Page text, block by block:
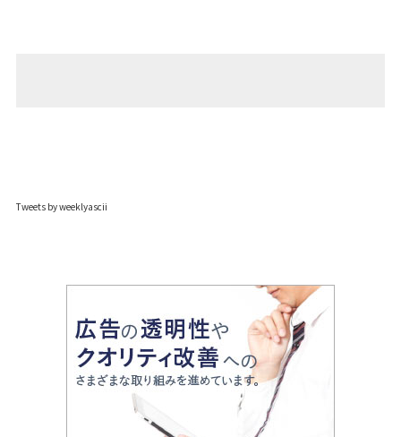
Tweets by weeklyascii